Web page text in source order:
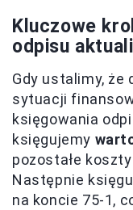
Kluczowe
odpisu
Gdy ustalimy, że
sytuacji
księgowania
księgujemy
pozostałe
Następnie
na koncie 75-1,